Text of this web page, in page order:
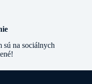
sú na sociálnych